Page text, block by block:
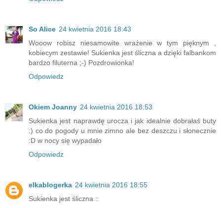
So Alice 24 kwietnia 2016 18:43
Wooow robisz niesamowite wrażenie w tym pięknym ,
kobiecym zestawie! Sukienka jest śliczna a dzięki falbankom
bardzo filuterna ;-) Pozdrowionka!
Odpowiedz
Okiem Joanny 24 kwietnia 2016 18:53
Sukienka jest naprawdę urocza i jak idealnie dobrałaś buty
:) co do pogody u mnie zimno ale bez deszczu i słonecznie
:D w nocy się wypadało
Odpowiedz
elkablogerka 24 kwietnia 2016 18:55
Sukienka jest śliczna ::